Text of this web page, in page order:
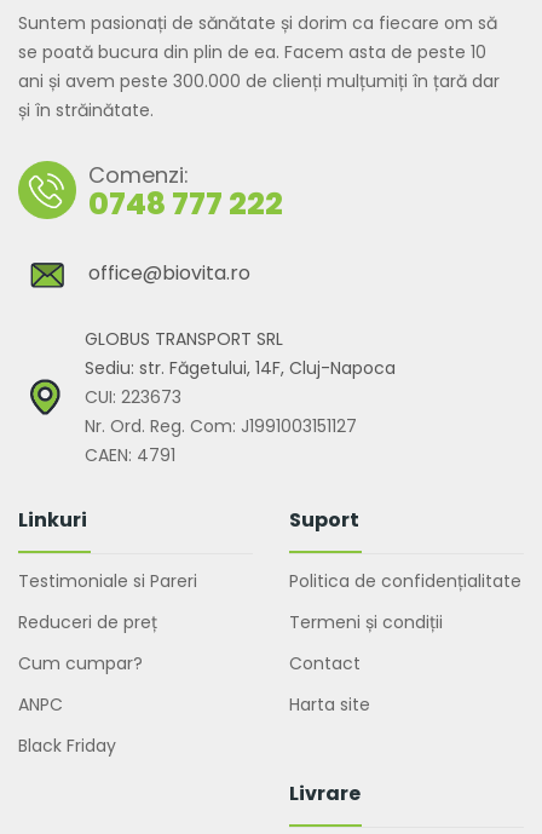
Suntem pasionați de sănătate și dorim ca fiecare om să
se poată bucura din plin de ea. Facem asta de peste 10
ani și avem peste 300.000 de clienți mulțumiți în țară dar
și în străinătate.
Comenzi:
0748 777 222
office@biovita.ro
GLOBUS TRANSPORT SRL
Sediu: str. Făgetului, 14F, Cluj-Napoca
CUI: 223673
Nr. Ord. Reg. Com: J1991003151127
CAEN: 4791
Linkuri
Testimoniale si Pareri
Reduceri de preț
Cum cumpar?
ANPC
Black Friday
Suport
Politica de confidențialitate
Termeni și condiții
Contact
Harta site
Livrare